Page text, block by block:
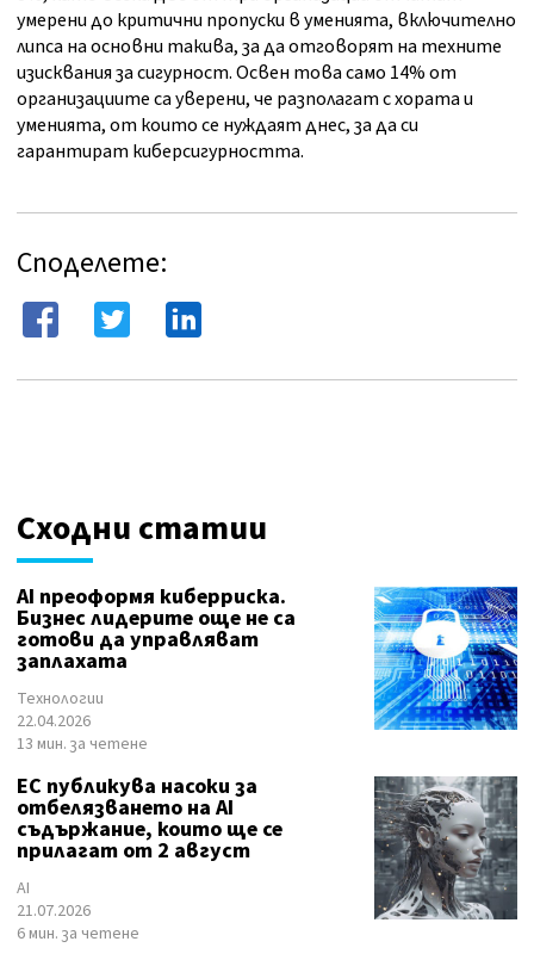
умерени до критични пропуски в уменията, включително
липса на основни такива, за да отговорят на техните
изисквания за сигурност. Освен това само 14% от
организациите са уверени, че разполагат с хората и
уменията, от които се нуждаят днес, за да си
гарантират киберсигурността.
Споделете:
Сходни статии
AI преоформя киберриска.
Бизнес лидерите още не са
готови да управляват
заплахата
Технологии
22.04.2026
13 мин. за четене
ЕС публикува насоки за
отбелязването на AI
съдържание, които ще се
прилагат от 2 август
AI
21.07.2026
6 мин. за четене